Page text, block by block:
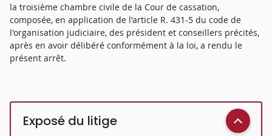
la troisième chambre civile de la Cour de cassation,
composée, en application de l'article R. 431-5 du code de
l'organisation judiciaire, des président et conseillers précités,
après en avoir délibéré conformément à la loi, a rendu le
présent arrêt.
Exposé du litige